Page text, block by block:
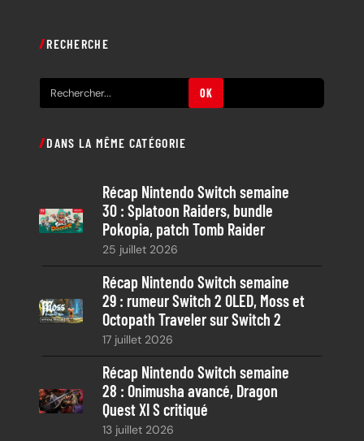
RECHERCHE
e
h
c
h
OK
DANS LA MÊME CATÉGORIE
Récap Nintendo Switch semaine
30 : Splatoon Raiders, bundle
Pokopia, patch Tomb Raider
25 juillet 2026
Récap Nintendo Switch semaine
29 : rumeur Switch 2 OLED, Moss et
Octopath Traveler sur Switch 2
17 juillet 2026
Récap Nintendo Switch semaine
28 : Onimusha avancé, Dragon
Quest XI S critiqué
13 juillet 2026